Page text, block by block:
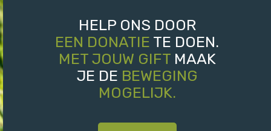
HELP ONS DOOR
EEN DONATIE TE DOEN.
MET JOUW GIFTMAAK
JE DE BEWEGING
MOGELIJK.